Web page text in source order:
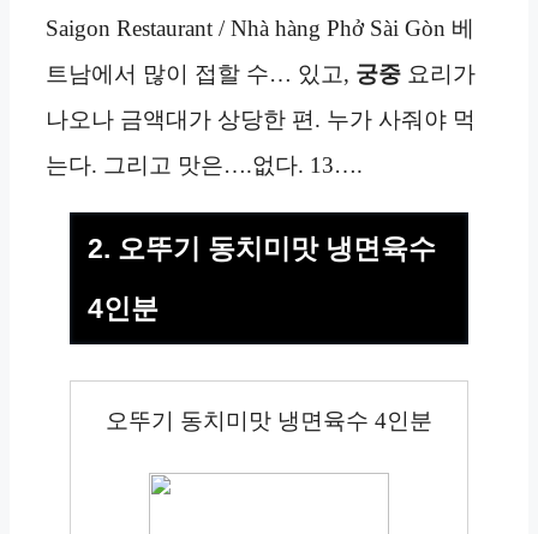
Saigon Restaurant / Nhà hàng Phở Sài Gòn 베
트남에서 많이 접할 수… 있고, 궁중 요리가
나오나 금액대가 상당한 편. 누가 사줘야 먹
는다. 그리고 맛은….없다. 13….
2. 오뚜기 동치미맛 냉면육수
4인분
오뚜기 동치미맛 냉면육수 4인분